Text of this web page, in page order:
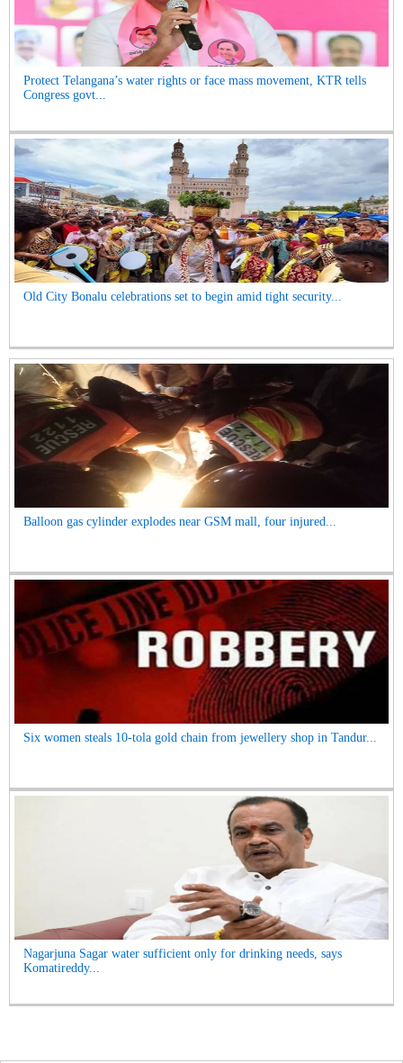
Protect Telangana’s water rights or face mass movement, KTR tells
Congress govt...
Old City Bonalu celebrations set to begin amid tight security...
Balloon gas cylinder explodes near GSM mall, four injured...
Six women steals 10-tola gold chain from jewellery shop in Tandur...
Nagarjuna Sagar water sufficient only for drinking needs, says
Komatireddy...